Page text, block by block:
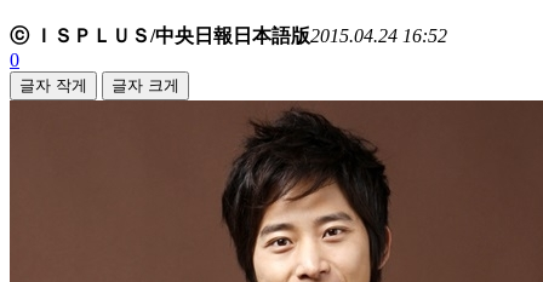
ⓒ ＩＳＰＬＵＳ/中央日報日本語版2015.04.24 16:52
0
글자 작게 글자 크게